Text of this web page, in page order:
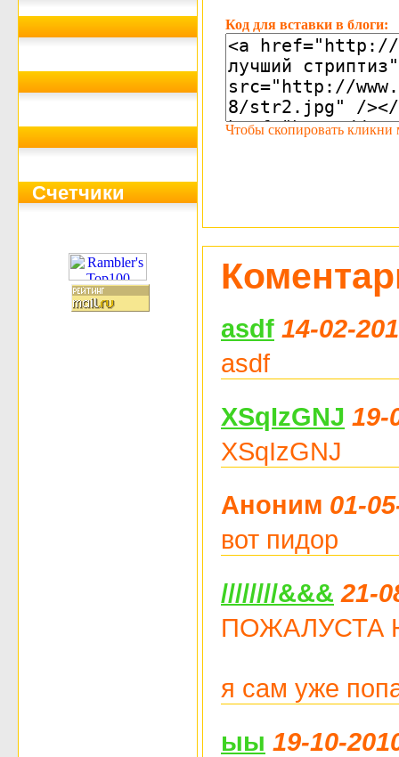
Счетчики
Код для вставки в блоги:
Чтобы скопировать
asdf 14-02-
asdf
XSqIzGNJ 19-
XSqIzGNJ
Аноним 01-
вот пидор
////////&&& 21-
ПОЖАЛУСТА
я сам уже
ыы 19-10-